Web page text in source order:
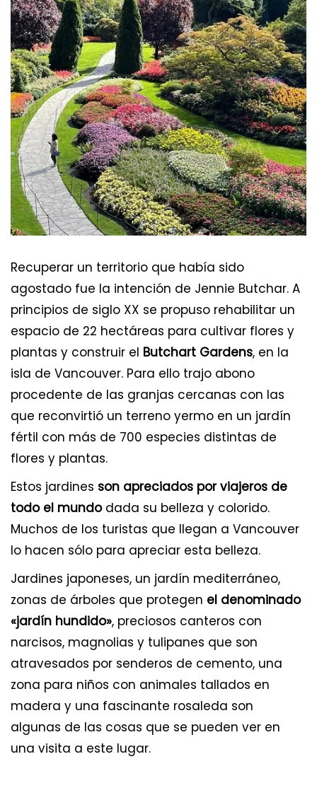
Recuperar un territorio que había sido
agostado fue la intención de Jennie Butchar. A
principios de siglo XX se propuso rehabilitar un
espacio de 22 hectáreas para cultivar flores y
plantas y construir el Butchart Gardens, en la
isla de Vancouver. Para ello trajo abono
procedente de las granjas cercanas con las
que reconvirtió un terreno yermo en un jardín
fértil con más de 700 especies distintas de
flores y plantas.
Estos jardines son apreciados por viajeros de
todo el mundodada su belleza y colorido.
Muchos de los turistas que llegan a Vancouver
lo hacen sólo para apreciar esta belleza.
Jardines japoneses, un jardín mediterráneo,
zonas de árboles que protegen el denominado
«jardín hundido», preciosos canteros con
narcisos, magnolias y tulipanes que son
atravesados por senderos de cemento, una
zona para niños con animales tallados en
madera y una fascinante rosaleda son
algunas de las cosas que se pueden ver en
una visita a este lugar.